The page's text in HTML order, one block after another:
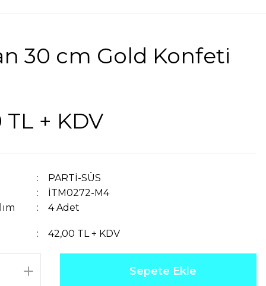
30 cm Gold Konfeti
+ KDV
PARTİ-SÜS
İTM0272-M4
4 Adet
42,00 TL + KDV
Sepete Ekle